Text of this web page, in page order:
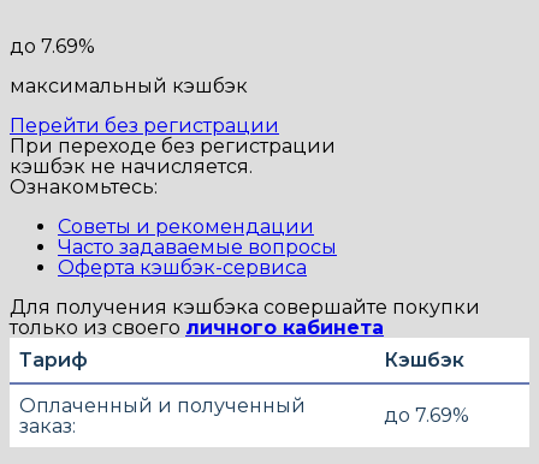
до 7.69%
максимальный кэшбэк
Перейти без регистрации
При переходе без регистрации
кэшбэк не начисляется.
Ознакомьтесь:
Советы и рекомендации
Часто задаваемые вопросы
Оферта кэшбэк-сервиса
Для получения кэшбэка совершайте покупки
только из своего личного кабинета
Тариф
Кэшбэк
Оплаченный и полученный
заказ:
до 7.69%